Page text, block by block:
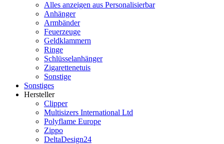
Alles anzeigen aus Personalisierbar
Anhänger
Armbänder
Feuerzeuge
Geldklammern
Ringe
Schlüsselanhänger
Zigarettenetuis
Sonstige
Sonstiges
Hersteller
Clipper
Multisizers International Ltd
Polyflame Europe
Zippo
DeltaDesign24